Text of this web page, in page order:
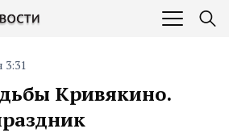
Кривякино.
3:31